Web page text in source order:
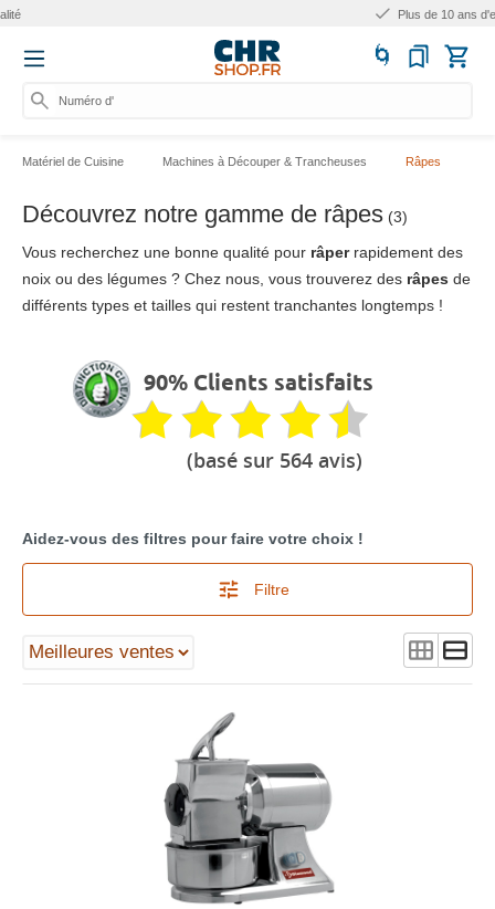
Numéro d'art
Matériel de Cuisine Machines à Découper & Trancheuses Râpes
Découvrez notre gamme de râpes (3)
Vous recherchez une bonne qualité pour râperrapidement des
noix ou des légumes ? Chez nous, vous trouverez des râpes de
différents types et tailles qui restent tranchantes longtemps !
90% Clients satisfaits
(basé sur 564 avis)
Aidez-vous des filtres pour faire votre choix !
Filtre